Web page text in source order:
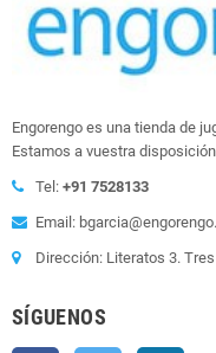
Engorengo es una tienda de
Estamos a vuestra disposición
Tel: +91 7528133
Email:
Dirección: Literatos 3.
SÍGUENOS